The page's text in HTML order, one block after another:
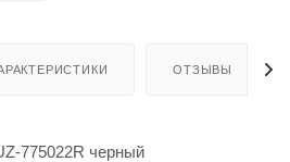
ОТЗЫВЫ
775022R черный